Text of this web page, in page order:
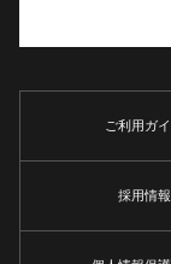
ご利用ガ
採用情報